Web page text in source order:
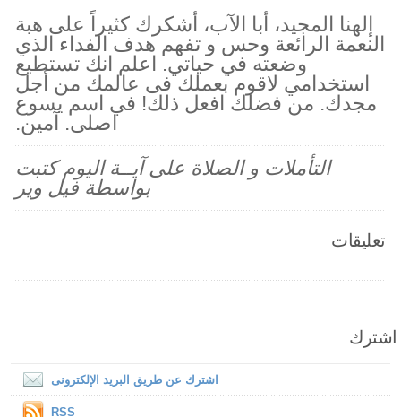
إلهنا المجيد، أبا الآب، أشكرك كثيراً على هبة
النعمة الرائعة وحس و تفهم هدف الفداء الذي
وضعته في حياتي. اعلم انك تستطيع
استخدامي لاقوم بعملك فى عالمك من أجل
مجدك. من فضلك افعل ذلك! في اسم يسوع
اصلى. آمين.
التأملات و الصلاة على آيــة اليوم كتبت
بواسطة فيل وير
تعليقات
اشترك
اشترك عن طريق البريد الإلكترونى
RSS